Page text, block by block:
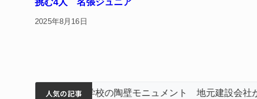
2025年8月16日
人気の記事
ィアで清掃 伊賀 名張市立病院のDMAT、熊本地震の